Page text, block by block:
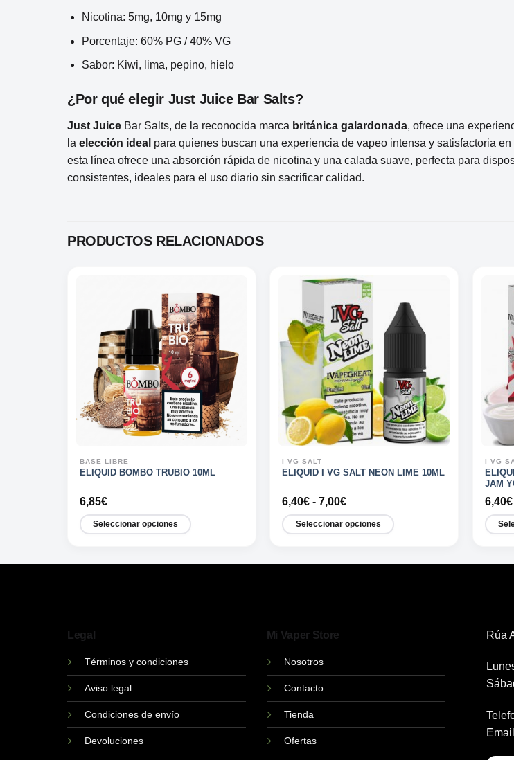
Nicotina: 5mg, 10mg y 15mg
Porcentaje: 60% PG / 40% VG
Sabor: Kiwi, lima, pepino, hielo
¿Por qué elegir Just Juice Bar Salts?
Just Juice Bar Salts, de la reconocida marca británica galardonada, ofrece una
la elección ideal para quienes buscan una experiencia de vapeo intensa y satisfactoria
esta línea ofrece una absorción rápida de nicotina y una calada suave, perfecta para
consistentes, ideales para el uso diario sin sacrificar calidad.
PRODUCTOS RELACIONADOS
BASE LIBRE
ELIQUID BOMBO TRUBIO 10ML
6,85€
Seleccionar opciones
opciones
pueden
elegir
en
la
I VG SALT
ELIQUID I VG SALT NEON LIME 10ML
6,40€ - 7,00€Rango
precios:
desde
7,00€
Seleccionar opciones
opciones
pueden
elegir
en
la
I VG
JAM
6,40€
elegir
página
Legal
Términos y condiciones
Aviso legal
Condiciones de envío
Devoluciones
Mi Vaper Store
Nosotros
Contacto
Tienda
Ofertas
Rúa